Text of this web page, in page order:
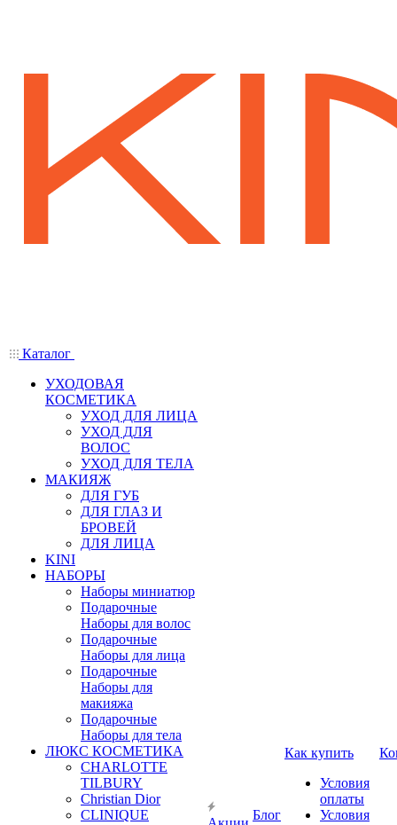
Каталог
УХОДОВАЯ
КОСМЕТИКА
УХОД ДЛЯ ЛИЦА
УХОД ДЛЯ
ВОЛОС
УХОД ДЛЯ ТЕЛА
МАКИЯЖ
ДЛЯ ГУБ
ДЛЯ ГЛАЗ И
БРОВЕЙ
ДЛЯ ЛИЦА
KINI
НАБОРЫ
Наборы миниатюр
Подарочные
Наборы для волос
Подарочные
Наборы для лица
Подарочные
Наборы для
макияжа
Подарочные
Наборы для тела
ЛЮКС КОСМЕТИКА
CHARLOTTE
TILBURY
Christian Dior
CLINIQUE
Блог
Как купить
Условия
оплаты
Условия